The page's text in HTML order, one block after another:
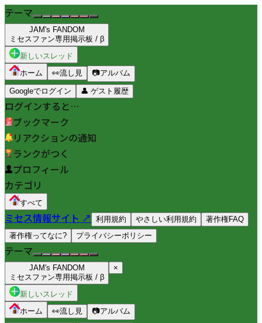
テーマ
JAM's FANDOM
ミセスファン専用掲示板 / β
新しいスレッド
ホーム
👀流し見 📷アルバム
Googleでログイン 👤 ゲスト履歴
ログインすると…
ブックマーク
リアクションの通知
ランクがつく
プロフィール
カテゴリ
すべて
ミセス情報サイト ↗ 利用規約 やさしい利用規約
著作権FAQ
著作権ってなに?
プライバシーポリシー
テーマ
JAM's FANDOM
ミセスファン専用掲示板 / β
×
新しいスレッド
ホーム
👀流し見 📷アルバム